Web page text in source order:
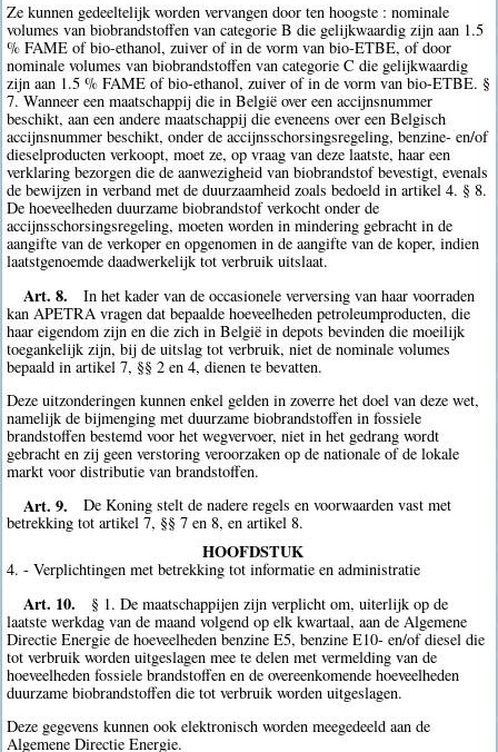
Ze kunnen gedeeltelijk worden vervangen door ten hoogste : nominale
volumes van biobrandstoffen van categorie B die gelijkwaardig zijn aan 1.5
% FAME of bio-ethanol, zuiver of in de vorm van bio-ETBE, of door
nominale volumes van biobrandstoffen van categorie C die gelijkwaardig
zijn aan 1.5 % FAME of bio-ethanol, zuiver of in de vorm van bio-ETBE. §
7. Wanneer een maatschappij die in België over een accijnsnummer
beschikt, aan een andere maatschappij die eveneens over een Belgisch
accijnsnummer beschikt, onder de accijnsschorsingsregeling, benzine- en/of
dieselproducten verkoopt, moet ze, op vraag van deze laatste, haar een
verklaring bezorgen die de aanwezigheid van biobrandstof bevestigt, evenals
de bewijzen in verband met de duurzaamheid zoals bedoeld in artikel 4. § 8.
De hoeveelheden duurzame biobrandstof verkocht onder de
accijnsschorsingsregeling, moeten worden in mindering gebracht in de
aangifte van de verkoper en opgenomen in de aangifte van de koper, indien
laatstgenoemde daadwerkelijk tot verbruik uitslaat.
Art. 8.
In het kader van de occasionele verversing van haar voorraden
kan APETRA vragen dat bepaalde hoeveelheden petroleumproducten, die
haar eigendom zijn en die zich in België in depots bevinden die moeilijk
toegankelijk zijn, bij de uitslag tot verbruik, niet de nominale volumes
bepaald in artikel 7, §§ 2 en 4, dienen te bevatten.
Deze uitzonderingen kunnen enkel gelden in zoverre het doel van deze wet,
namelijk de bijmenging met duurzame biobrandstoffen in fossiele
brandstoffen bestemd voor het wegvervoer, niet in het gedrang wordt
gebracht en zij geen verstoring veroorzaken op de nationale of de lokale
markt voor distributie van brandstoffen.
Art. 9.
De Koning stelt de nadere regels en voorwaarden vast met
betrekking tot artikel 7, §§ 7 en 8, en artikel 8.
HOOFDSTUK
4. - Verplichtingen met betrekking tot informatie en administratie
Art. 10.
§ 1. De maatschappijen zijn verplicht om, uiterlijk op de
laatste werkdag van de maand volgend op elk kwartaal, aan de Algemene
Directie Energie de hoeveelheden benzine E5, benzine E10- en/of diesel die
tot verbruik worden uitgeslagen mee te delen met vermelding van de
hoeveelheden fossiele brandstoffen en de overeenkomende hoeveelheden
duurzame biobrandstoffen die tot verbruik worden uitgeslagen.
Deze gegevens kunnen ook elektronisch worden meegedeeld aan de
Algemene Directie Energie.